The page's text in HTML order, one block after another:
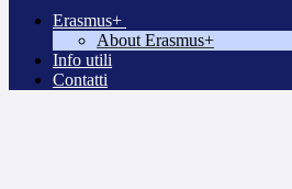
Erasmus+
About Erasmus+
Info utili
Contatti